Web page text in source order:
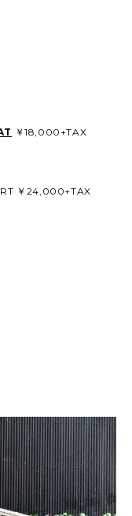
￥18,000+TAX
￥24,000+TAX